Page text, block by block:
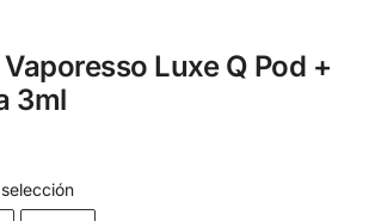
Luxe Q Pod +
3ml